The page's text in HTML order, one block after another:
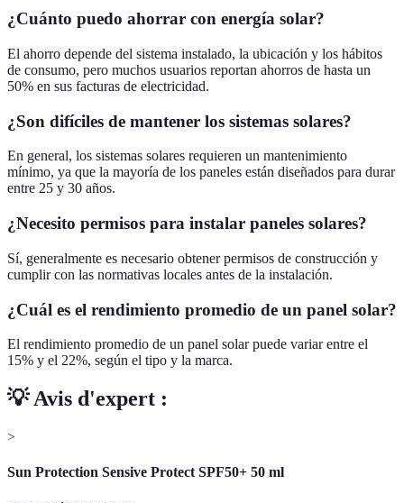
¿Cuánto puedo ahorrar con energía solar?
El ahorro depende del sistema instalado, la ubicación y los hábitos
de consumo, pero muchos usuarios reportan ahorros de hasta un
50% en sus facturas de electricidad.
¿Son difíciles de mantener los sistemas solares?
En general, los sistemas solares requieren un mantenimiento
mínimo, ya que la mayoría de los paneles están diseñados para durar
entre 25 y 30 años.
¿Necesito permisos para instalar paneles solares?
Sí, generalmente es necesario obtener permisos de construcción y
cumplir con las normativas locales antes de la instalación.
¿Cuál es el rendimiento promedio de un panel solar?
El rendimiento promedio de un panel solar puede variar entre el
15% y el 22%, según el tipo y la marca.
💡 Avis d'expert :
>
Sun Protection Sensive Protect SPF50+ 50 ml